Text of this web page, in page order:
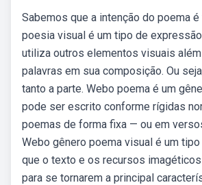
Sabemos que a intenção do poema
poesia visual é um tipo de
utiliza outros elementos visuais
palavras em sua composição. Ou
tanto a parte. Webo poema é um
pode ser escrito conforme rígidas
poemas de forma fixa — ou em
Webo gênero poema visual é um
que o texto e os recursos
para se tornarem a principal